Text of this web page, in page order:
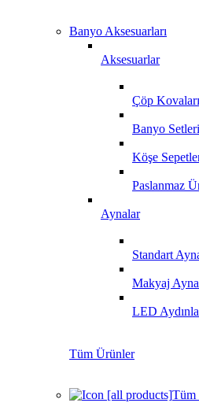
Banyo Aksesuarları
Aksesuarlar
Çöp Kovaları
Banyo Setleri
Köşe
Paslanmaz
Aynalar
Standart
Makyaj
LED
Tüm Ürünler
Tüm